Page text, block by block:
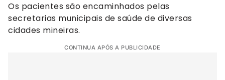
Os pacientes são encaminhados pelas
secretarias municipais de saúde de diversas
cidades mineiras.
CONTINUA APÓS A PUBLICIDADE